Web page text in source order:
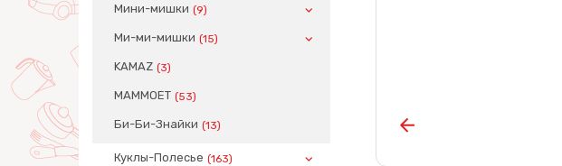
Мини-мишки (9)
Ми-ми-мишки (15)
KAMAZ (3)
MAMMOET (53)
Би-Би-Знайки (13)
Куклы-Полесье (163)